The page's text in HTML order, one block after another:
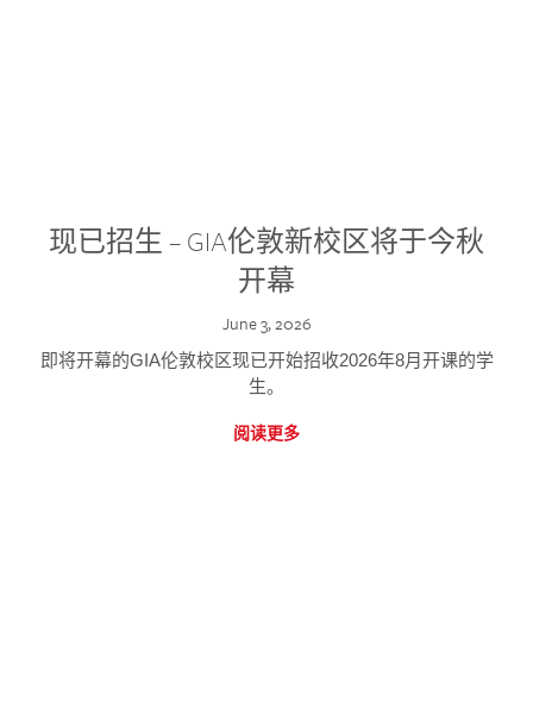
现已招生 – GIA伦敦新校区将于今秋
开幕
June 3, 2026
即将开幕的GIA伦敦校区现已开始招收2026年8月开课的学
生。
阅读更多